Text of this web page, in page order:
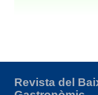
Revista del